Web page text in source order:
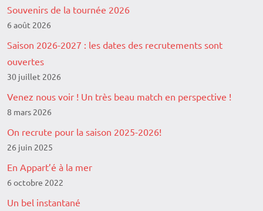
Souvenirs de la tournée 2026
6 août 2026
Saison 2026-2027 : les dates des recrutements sont
ouvertes
30 juillet 2026
Venez nous voir ! Un très beau match en perspective !
8 mars 2026
On recrute pour la saison 2025-2026!
26 juin 2025
En Appart’é à la mer
6 octobre 2022
Un bel instantané